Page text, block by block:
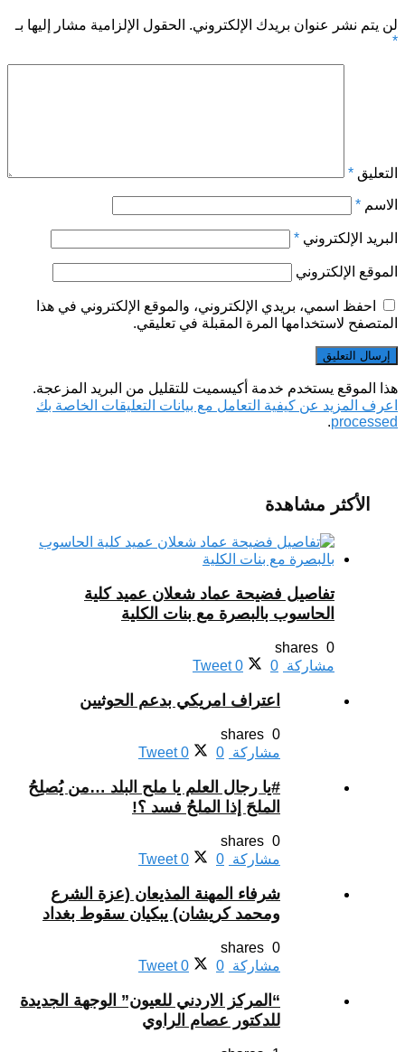
لن يتم نشر عنوان بريدك الإلكتروني. الحقول الإلزامية مشار إليها بـ
*
التعليق *
الاسم *
البريد الإلكتروني *
الموقع الإلكتروني
احفظ اسمي، بريدي الإلكتروني، والموقع الإلكتروني في هذا
المتصفح لاستخدامها المرة المقبلة في تعليقي.
هذا الموقع يستخدم خدمة أكيسميت للتقليل من البريد المزعجة.
اعرف المزيد عن كيفية التعامل مع بيانات التعليقات الخاصة بك
processed
.
الأكثر مشاهدة
تفاصيل فضيحة عماد شعلان عميد كلية
الحاسوب بالبصرة مع بنات الكلية
0 shares
مشاركة 0
Tweet 0
اعتراف امريكي بدعم الحوثيين
0 shares
مشاركة 0
Tweet 0
#يا رجال العلم يا ملح البلد …من يُصلِحُ
الملحَ إذا الملحُ فسد ؟!
0 shares
مشاركة 0
Tweet 0
شرفاء المهنة المذيعان (عزة الشرع
ومحمد كريشان) يبكيان سقوط بغداد
0 shares
مشاركة 0
Tweet 0
“المركز الاردني للعيون” الوجهة الجديدة
للدكتور عصام الراوي